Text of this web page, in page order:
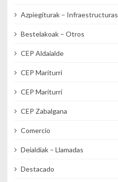
Azpiegiturak – Infraestructuras
Bestelakoak – Otros
CEP Aldaialde
CEP Mariturri
CEP Mariturri
CEP Zabalgana
Comercio
Deialdiak – Llamadas
Destacado